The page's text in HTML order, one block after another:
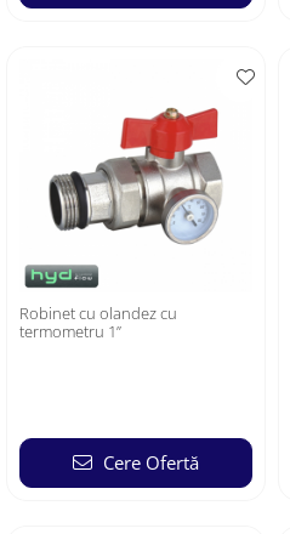
Robinet cu olandez cu
termometru 1”
Cere Ofertă